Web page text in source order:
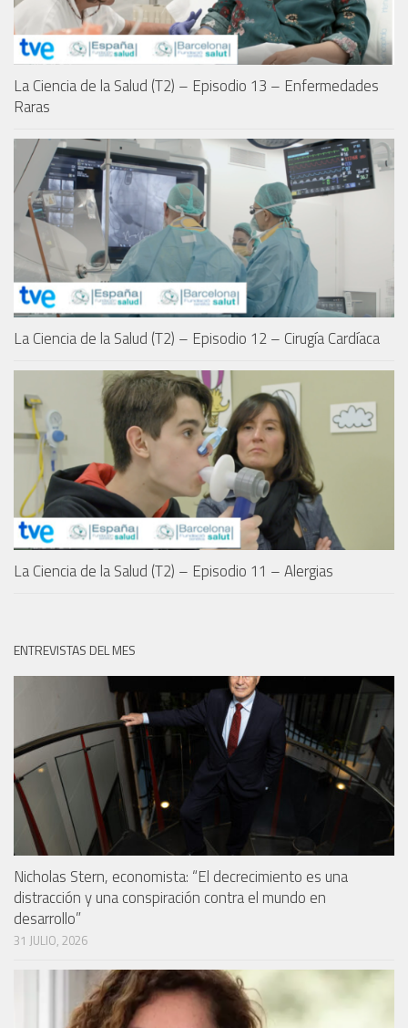
La Ciencia de la Salud (T2) – Episodio 13 – Enfermedades
Raras
La Ciencia de la Salud (T2) – Episodio 12 – Cirugía Cardíaca
La Ciencia de la Salud (T2) – Episodio 11 – Alergias
ENTREVISTAS DEL MES
Nicholas Stern, economista: “El decrecimiento es una
distracción y una conspiración contra el mundo en
desarrollo”
31 JULIO, 2026